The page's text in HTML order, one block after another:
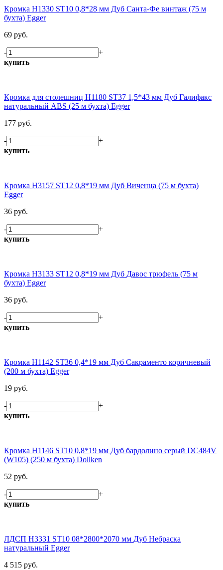
Кромка H1330 ST10 0,8*28 мм Дуб Санта-Фе винтаж (75 м
бухта) Egger
69 руб.
-
+
купить
Кромка для столешниц H1180 ST37 1,5*43 мм Дуб Галифакс
натуральный ABS (25 м бухта) Egger
177 руб.
-
+
купить
Кромка H3157 ST12 0,8*19 мм Дуб Виченца (75 м бухта)
Egger
36 руб.
-
+
купить
Кромка H3133 ST12 0,8*19 мм Дуб Давос трюфель (75 м
бухта) Egger
36 руб.
-
+
купить
Кромка H1142 ST36 0,4*19 мм Дуб Сакраменто коричневый
(200 м бухта) Egger
19 руб.
-
+
купить
Кромка H1146 ST10 0,8*19 мм Дуб бардолино серый DC484V
(W105) (250 м бухта) Dollken
52 руб.
-
+
купить
ЛДСП H3331 ST10 08*2800*2070 мм Дуб Небраска
натуральный Egger
4 515 руб.